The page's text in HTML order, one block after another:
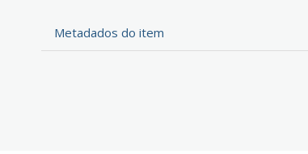
Metadados do item